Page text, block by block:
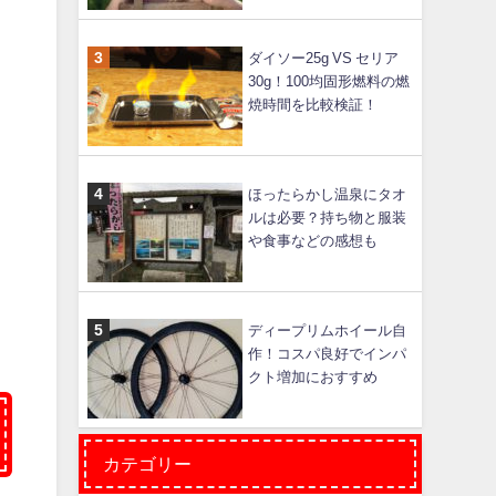
ダイソー25g VS セリア
30g！100均固形燃料の燃
焼時間を比較検証！
ほったらかし温泉にタオ
ルは必要？持ち物と服装
や食事などの感想も
ディープリムホイール自
作！コスパ良好でインパ
クト増加におすすめ
カテゴリー